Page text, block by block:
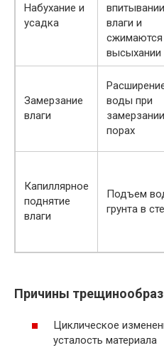
Набухание и
усадка
впитывании
влаги и
сжимаются
высыхании
Замерзание
влаги
воды при
порах
Капиллярное
поднятие
влаги
Подъем
грунта в
Причины
Циклическое
усталость материала